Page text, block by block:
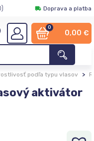
Doprava a platba
0
0,00 €
podľa typu vlasov >
aktivátor